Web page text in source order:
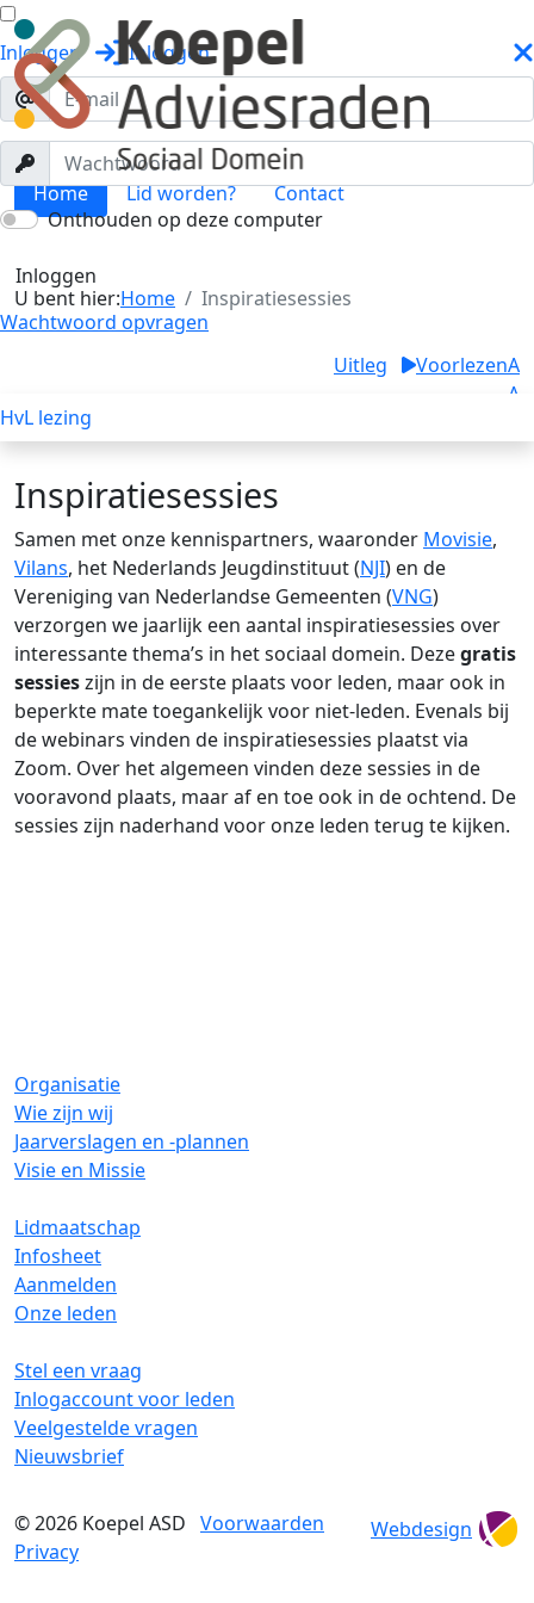
Inloggen Inloggen
Onthouden op deze computer
Inloggen
Wachtwoord opvragen
HvL lezing
Home Lid worden? Contact
U bent hier:Home Inspiratiesessies
Uitleg VoorlezenA
A
Inspiratiesessies
Samen met onze kennispartners, waaronder Movisie,
Vilans, het Nederlands Jeugdinstituut (NJI) en de
Vereniging van Nederlandse Gemeenten (VNG)
verzorgen we jaarlijk een aantal inspiratiesessies over
interessante thema’s in het sociaal domein. Dezegratis
sessieszijn in de eerste plaats voor leden, maar ook in
beperkte mate toegankelijk voor niet-leden. Evenals bij
de webinars vinden de inspiratiesessies plaatst via
Zoom. Over het algemeen vinden deze sessies in de
vooravond plaats, maar af en toe ook in de ochtend. De
sessies zijn naderhand voor onze leden terug te kijken.
Organisatie
Wie zijn wij
Jaarverslagen en -plannen
Visie en Missie
Lidmaatschap
Infosheet
Aanmelden
Onze leden
Stel een vraag
Inlogaccount voor leden
Veelgestelde vragen
Nieuwsbrief
© 2026 Koepel ASD Voorwaarden
Privacy
Webdesign